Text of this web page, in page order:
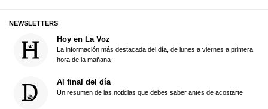
NEWSLETTERS
Hoy en La Voz
La información más destacada del día, de lunes a viernes a primera
hora de la mañana
Al final del día
Un resumen de las noticias que debes saber antes de acostarte